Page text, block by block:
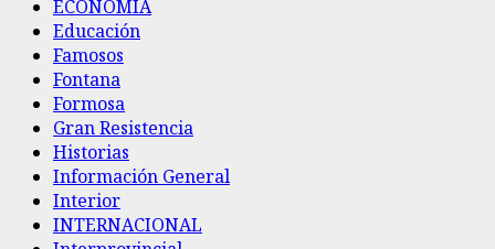
ECONOMIA
Educación
Famosos
Fontana
Formosa
Gran Resistencia
Historias
Información General
Interior
INTERNACIONAL